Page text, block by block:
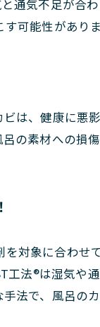
通気不足が合
可能性がありま
は、健康に悪
の素材への損
対象に合わ
法®は湿気や
法で、風呂の